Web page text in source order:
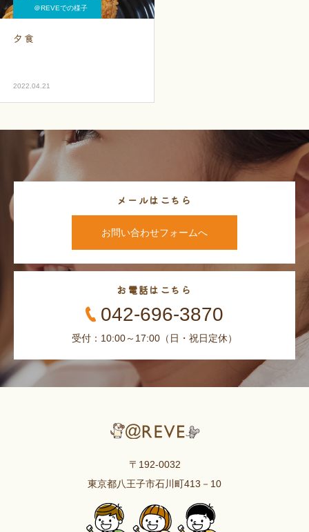
＠REVEでの様子
夕食
2022.04.21
メールはこちら
お問い合わせフォームへ
お電話はこちら
042-696-3870
受付：10:00～17:00（日・祝日定休）
〒192-0032
東京都八王子市石川町413－10